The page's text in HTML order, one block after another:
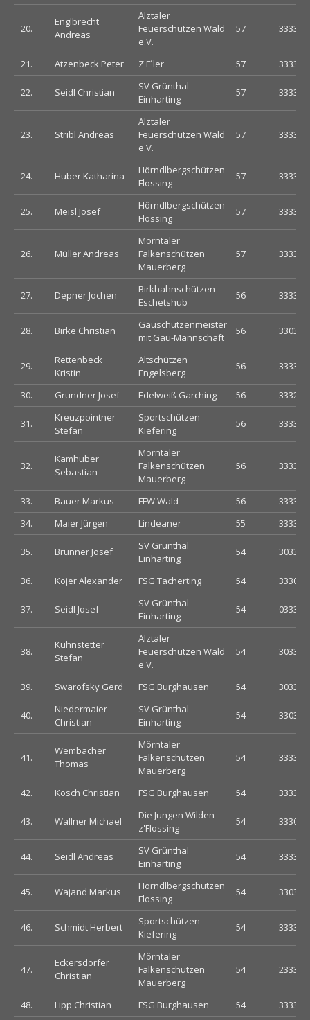
20.
Englbrecht
Andreas
Alztaler
Feuerschützen Wald
e.V.
57
21. Atzenbeck Peter Z F´ler 57
22. Seidl Christian
SV Grünthal
Einharting
57
23. Stribl Andreas
Alztaler
Feuerschützen Wald
e.V.
57
24. Huber Katharina
Hörndlbergschützen
Flossing
57
25. Meisl Josef
Hörndlbergschützen
Flossing
57
26. Müller Andreas
Mörntaler
Falkenschützen
Mauerberg
57
27. Depner Jochen
Birkhahnschützen
Eschetshub
56
28. Birke Christian
Gauschützenmeister
mit Gau-Mannschaft
56
29.
Rettenbeck
Kristin
Altschützen
Engelsberg
56
30. Grundner Josef Edelweiß Garching 56
31.
Kreuzpointner
Stefan
Sportschützen
Kiefering
56
32.
Kamhuber
Sebastian
Mörntaler
Falkenschützen
Mauerberg
56
33. Bauer Markus FFW Wald 56
34.
Maier Jürgen Lindeaner 55
35. Brunner Josef
SV Grünthal
Einharting
54
36. Kojer Alexander FSG Tacherting 54
37. Seidl Josef
SV Grünthal
Einharting
54
38.
Kühnstetter
Stefan
Alztaler
Feuerschützen Wald
e.V.
54
39. Swarofsky Gerd FSG Burghausen 54
40.
Niedermaier
Christian
SV Grünthal
Einharting
54
41.
Wembacher
Thomas
Mörntaler
Falkenschützen
Mauerberg
54
42. Kosch Christian FSG Burghausen 54
43. Wallner Michael
Die Jungen Wilden
z'Flossing
54
44. Seidl Andreas
SV Grünthal
Einharting
54
45. Wajand Markus
Hörndlbergschützen
Flossing
54
46. Schmidt Herbert
Sportschützen
Kiefering
54
47.
Eckersdorfer
Christian
Mörntaler
Falkenschützen
Mauerberg
54
48. Lipp Christian FSG Burghausen 54